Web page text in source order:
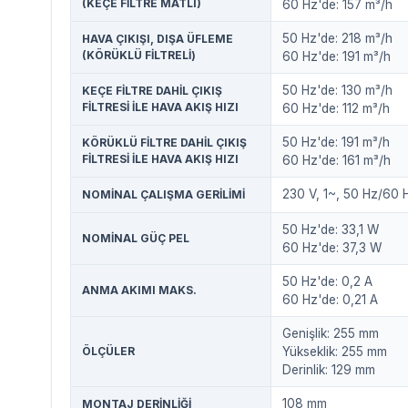
(KEÇE FILTRE MATLI) 60 Hz'de: 157 m³/h
HAVA ÇIKIŞI, DIŞA ÜFLEME
(KÖRÜKLÜ FILTRELI)
50 Hz'de: 218 m³/h
60 Hz'de: 191 m³/h
KEÇE FILTRE DAHIL ÇIKIŞ
FILTRESI ILE HAVA AKIŞ HIZI
50 Hz'de: 130 m³/h
60 Hz'de: 112 m³/h
KÖRÜKLÜ FILTRE DAHIL ÇIKIŞ
FILTRESI ILE HAVA AKIŞ HIZI
50 Hz'de: 191 m³/h
60 Hz'de: 161 m³/h
NOMINAL ÇALIŞMA GERILIMI 230 V, 1~, 50 Hz/60
NOMINAL GÜÇ PEL
50 Hz'de: 33,1 W
60 Hz'de: 37,3 W
ANMA AKIMI MAKS.
50 Hz'de: 0,2 A
60 Hz'de: 0,21 A
ÖLÇÜLER
Genişlik: 255 mm
Yükseklik: 255 mm
Derinlik: 129 mm
MONTAJ DERINLIĞI 108 mm